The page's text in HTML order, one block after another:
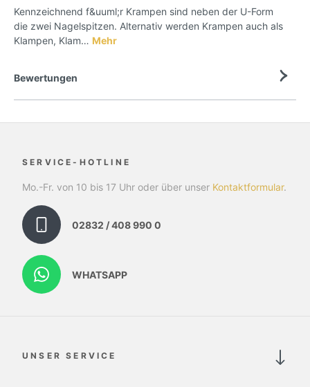
Kennzeichnend f&uuml;r Krampen sind neben der U-Form
die zwei Nagelspitzen. Alternativ werden Krampen auch als
Klampen, Klam… Mehr
Bewertungen
SERVICE-HOTLINE
Mo.-Fr. von 10 bis 17 Uhr oder über unser Kontaktformular.
02832 / 408 990 0
WHATSAPP
UNSER SERVICE